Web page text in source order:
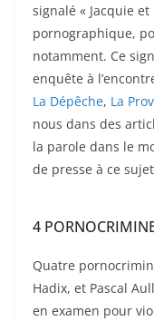
signalé « Jacquie
pornographique,
notamment. Ce
enquête à
La Dépêche, La
nous dans des
la parole dans le
de presse à ce sujet
4
Quatre
Hadix, et Pascal
en examen pour